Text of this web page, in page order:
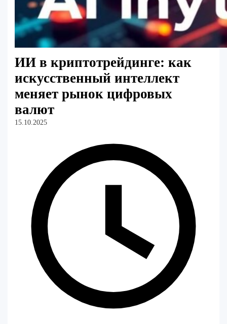
ИИ в криптотрейдинге: как
искусственный интеллект
меняет рынок цифровых
валют
15.10.2025